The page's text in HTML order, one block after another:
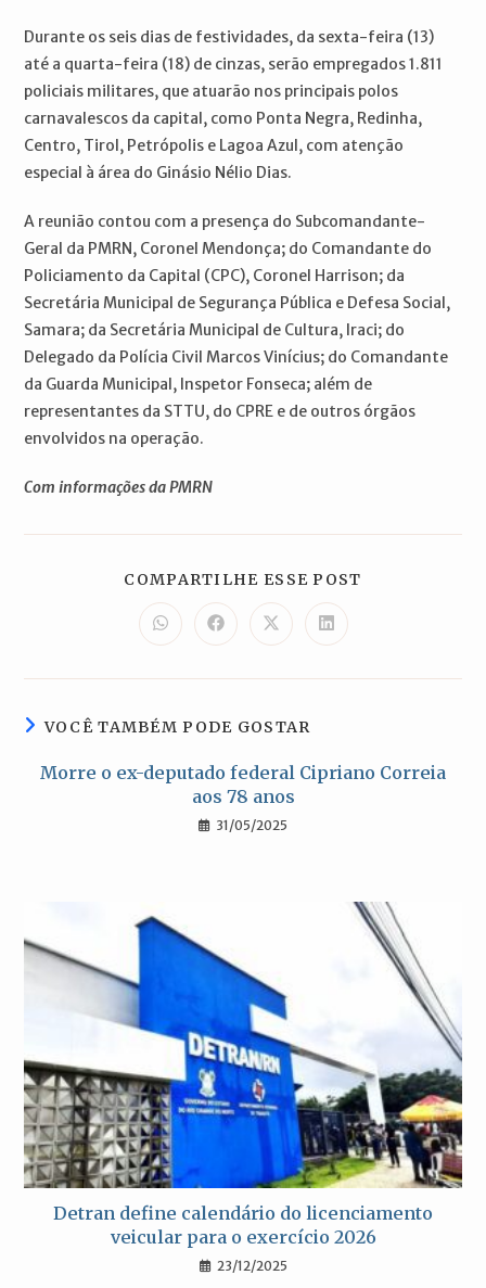
Durante os seis dias de festividades, da sexta-feira (13)
até a quarta-feira (18) de cinzas, serão empregados 1.811
policiais militares, que atuarão nos principais polos
carnavalescos da capital, como Ponta Negra, Redinha,
Centro, Tirol, Petrópolis e Lagoa Azul, com atenção
especial à área do Ginásio Nélio Dias.
A reunião contou com a presença do Subcomandante-
Geral da PMRN, Coronel Mendonça; do Comandante do
Policiamento da Capital (CPC), Coronel Harrison; da
Secretária Municipal de Segurança Pública e Defesa Social,
Samara; da Secretária Municipal de Cultura, Iraci; do
Delegado da Polícia Civil Marcos Vinícius; do Comandante
da Guarda Municipal, Inspetor Fonseca; além de
representantes da STTU, do CPRE e de outros órgãos
envolvidos na operação.
Com informações da PMRN
COMPARTILHE ESSE POST
Abre
em
nova
Abre
em
nova
Abre
em
nova
Abre
em
nova
VOCÊ TAMBÉM PODE GOSTAR
Morre o ex-deputado federal Cipriano Correia
aos 78 anos
31/05/2025
Detran define calendário do licenciamento
veicular para o exercício 2026
23/12/2025